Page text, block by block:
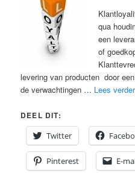
qua
een
of
levering van producten door
de verwachtingen … Lees verder
DEEL DIT:
Twitter
Pinterest E-